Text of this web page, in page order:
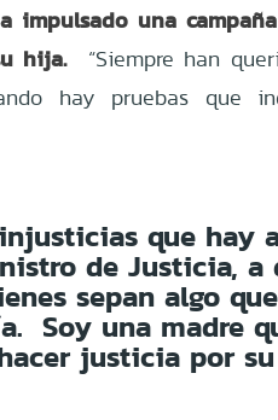
impulsado una
hija.
“Siempre han
hay pruebas que
que hay
de Justicia, a
sepan algo
Soy una madre
justicia por su